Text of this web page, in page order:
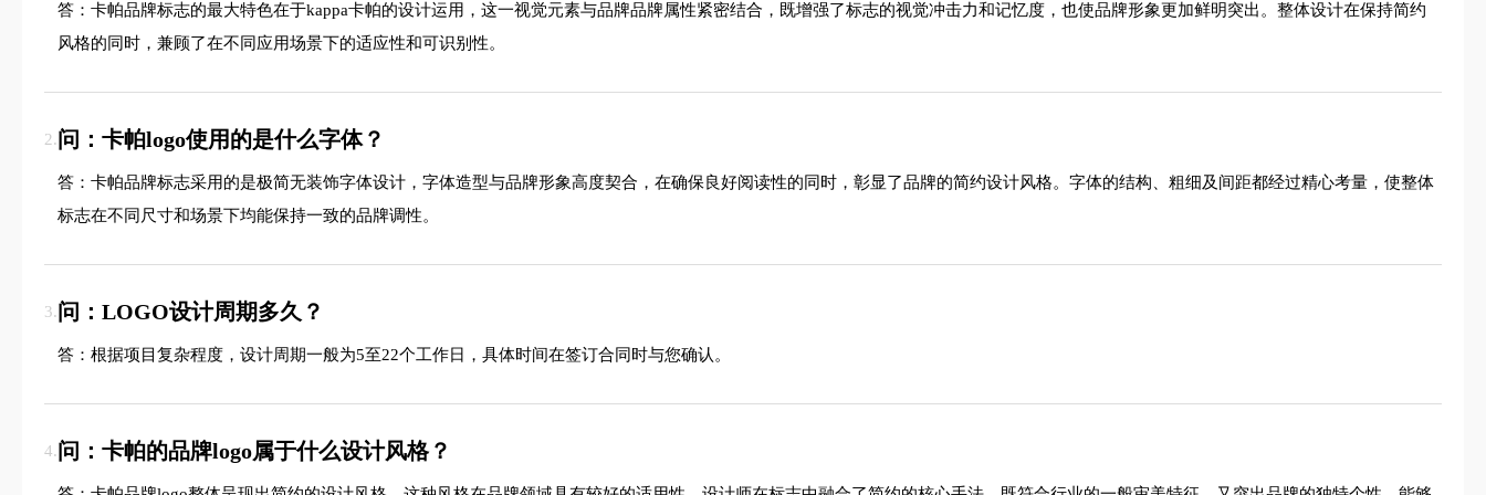
答：卡帕品牌标志的最大特色在于kappa卡帕的设计运用，这一视觉元素与品牌品牌属性紧密结合，既增强了标志的视觉冲击力和记忆度，也使品牌形象更加鲜明突出。整体设计在保持简约
风格的同时，兼顾了在不同应用场景下的适应性和可识别性。
2.问：卡帕logo使用的是什么字体？
答：卡帕品牌标志采用的是极简无装饰字体设计，字体造型与品牌形象高度契合，在确保良好阅读性的同时，彰显了品牌的简约设计风格。字体的结构、粗细及间距都经过精心考量，使整体
标志在不同尺寸和场景下均能保持一致的品牌调性。
3.问：LOGO设计周期多久？
答：根据项目复杂程度，设计周期一般为5至22个工作日，具体时间在签订合同时与您确认。
4.问：卡帕的品牌logo属于什么设计风格？